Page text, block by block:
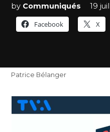
by Communiqués
19
Facebook
X
Patrice Bélanger